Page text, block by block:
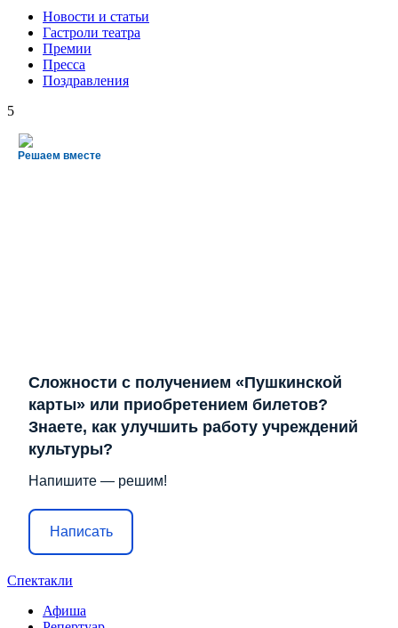
Новости и статьи
Гастроли театра
Премии
Пресса
Поздравления
5
Решаем вместе
Сложности с получением «Пушкинской
карты» или приобретением билетов?
Знаете, как улучшить работу учреждений
культуры?
Напишите — решим!
Написать
Спектакли
Афиша